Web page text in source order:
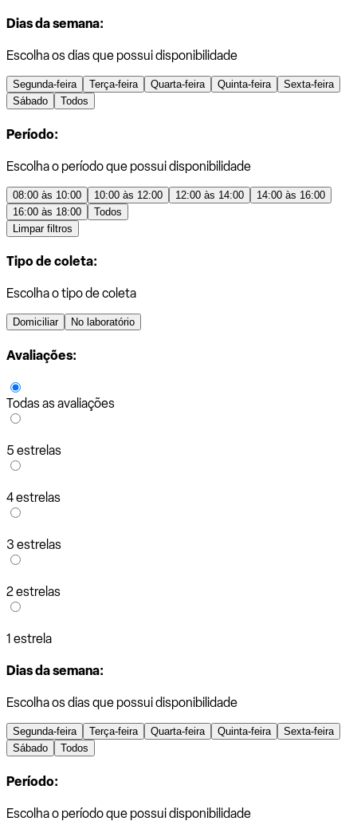
Dias da semana:
Escolha os dias que possui disponibilidade
Segunda-feira Terça-feira Quarta-feira Quinta-feira
Sexta-feira
Sábado
Todos
Período:
Escolha o período que possui disponibilidade
08:00 às 10:00 10:00 às 12:00 12:00 às 14:00
14:00 às 16:00
16:00 às 18:00
Todos
Limpar filtros
Tipo de coleta:
Escolha o tipo de coleta
Domiciliar No laboratório
Avaliações:
Todas as avaliações
5 estrelas
4 estrelas
3 estrelas
2 estrelas
1 estrela
Dias da semana:
Escolha os dias que possui disponibilidade
Segunda-feira Terça-feira Quarta-feira Quinta-feira
Sexta-feira
Sábado
Todos
Período:
Escolha o período que possui disponibilidade